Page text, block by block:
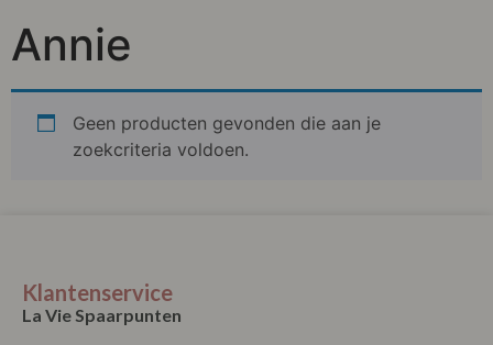
Annie
Geen producten gevonden die aan je
zoekcriteria voldoen.
Klantenservice
La Vie Spaarpunten